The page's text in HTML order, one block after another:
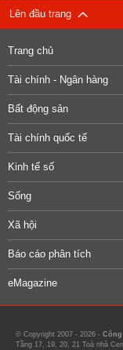
Lên đầu trang
Trang chủ
Tài chính - Ngân hàng
Bất động sản
Tài chính quốc tế
Kinh tế số
Sống
Xã hội
Báo cáo phân tích
eMagazine
© Copyright 2007 - 2026 -
Tầng 17, 19, 20, 21 Toà nhà